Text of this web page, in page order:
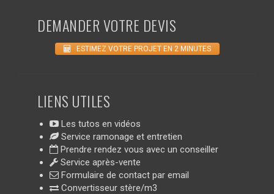
DEMANDER VOTRE DEVIS
ESTIMEZ VOTRE PROJET EN 2 MINUTES
LIENS UTILES
Les tutos en vidéos
Service ramonage et entretien
Prendre rendez vous avec un conseiller
Service après-vente
Formulaire de contact par email
Convertisseur stère/m3